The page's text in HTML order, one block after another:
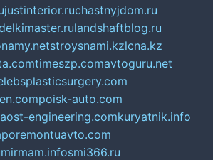
justinterior.ruchastnyjdom.ru
landshaftblog.ru
stroysnami.kzlcna.kz
timeszp.comavtoguru.net
poisk-auto.com
ost-engineering.comkuryatnik.info
poremontuavto.com
mirmam.infosmi366.ru